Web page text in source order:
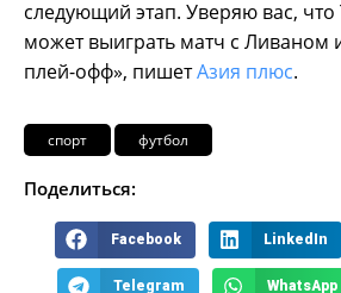
следующий этап. Уверяю вас, что
может выиграть матч с
плей-офф», пишетАзия плюс.
спорт футбол
Поделиться:
Facebook LinkedIn
Telegram WhatsApp